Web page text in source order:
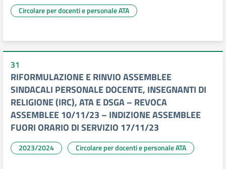
Circolare per docenti e personale ATA
31
RIFORMULAZIONE E RINVIO ASSEMBLEE
SINDACALI PERSONALE DOCENTE, INSEGNANTI DI
RELIGIONE (IRC), ATA E DSGA – REVOCA
ASSEMBLEE 10/11/23 – INDIZIONE ASSEMBLEE
FUORI ORARIO DI SERVIZIO 17/11/23
2023/2024 Circolare per docenti e personale ATA